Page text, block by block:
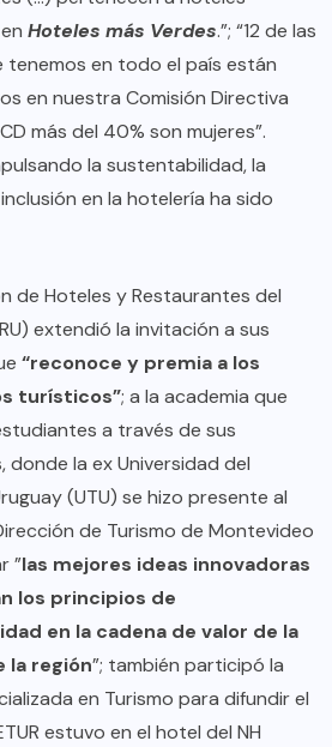
Hoteles más Verdes.”; “12 de las
tenemos en todo el país están
en nuestra Comisión Directiva
CD más del 40% son mujeres”.
la sustentabilidad, la
en la hotelería ha sido
de Hoteles y Restaurantes del
extendió la invitación a sus
“reconoce y premia a los
turísticos”; a la academia que
a través de sus
donde la ex Universidad del
(UTU) se hizo presente al
de Turismo de Montevideo
”las mejores ideas innovadoras
los principios de
en la cadena de valor de la
la región”; también participó la
en Turismo para difundir el
estuvo en el hotel del NH